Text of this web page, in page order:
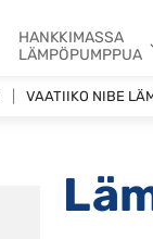
HANKKIMASSA
LÄMPÖPUMPPUA
VAATIIKO NIBE